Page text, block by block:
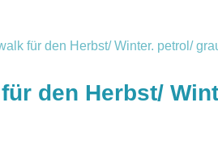
den Herbst/